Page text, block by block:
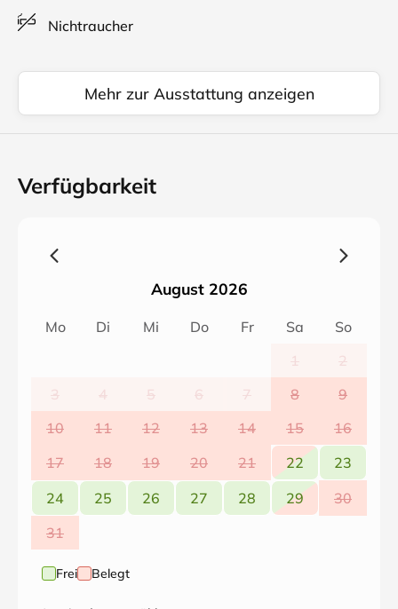
Nichtraucher
Mehr zur Ausstattung anzeigen
Verfügbarkeit
August 2026
Mo Di Mi Do Fr Sa
So
1
2
3
4 5 6 7 8
9
10
11 12 13 14 15
16
17
18 19 20 21 22
23
24
25 26 27 28 29
30
31
Frei Belegt